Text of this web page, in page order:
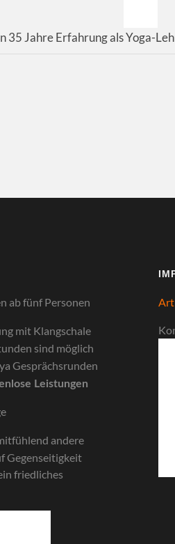
35 Jahre Erfahrung als Yoga-
ab fünf Personen
mit Klangschale
sind möglich
Gesprächsrunden
Leistungen
andere
Gegenseitigkeit
friedliches
Art